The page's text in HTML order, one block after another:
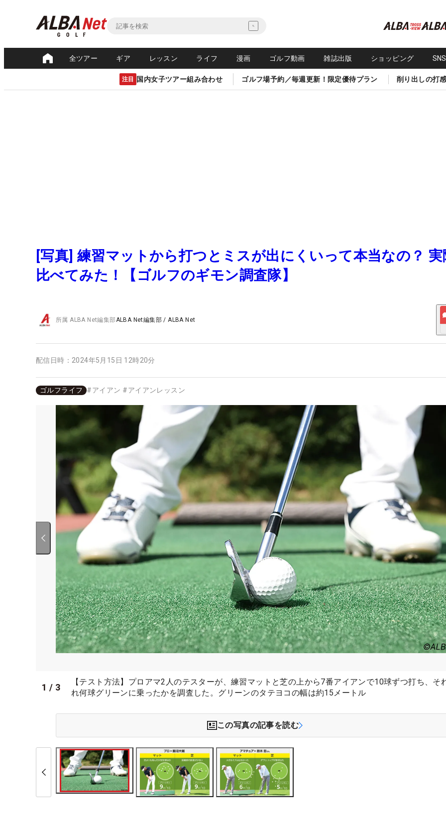
全ツアー ギア レッスン ライフ 漫画 ゴルフ動画 雑誌出版 ショッピング
注目 国内女子ツアー組み合わせ ゴルフ場予約／毎週更新！限定優待プラン 削り出しの打
[写真] 練習マットから打つとミスが出にくいって本当なの？
比べてみた！【ゴルフのギモン調査隊】
所属ALBA Net編集部ALBA Net編集部 /ALBA Net
配信日時： 2024年5月15日 12時20分
ゴルフライフ #アイアン #アイアンレッスン
1 / 3
【テスト方法】プロアマ2人のテスターが、練習マットと芝の上から7番アイアンで10球ずつ打ち、そ
れ何球グリーンに乗ったかを調査した。グリーンのタテヨコの幅は約15メートル
この写真の記事を読む